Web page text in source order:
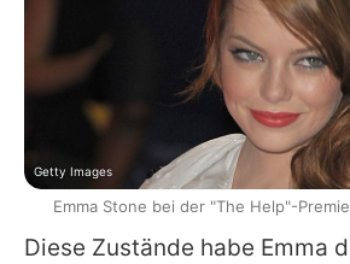
Diese Zustände habe Emma
Getty Images
Emma Stone bei der "The Help"-